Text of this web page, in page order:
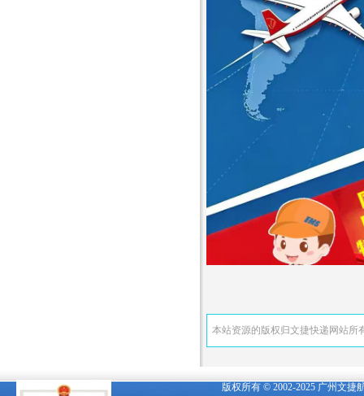
本站资源的版权归文捷快递网站所
版权所有 © 2002-2025 广州文捷